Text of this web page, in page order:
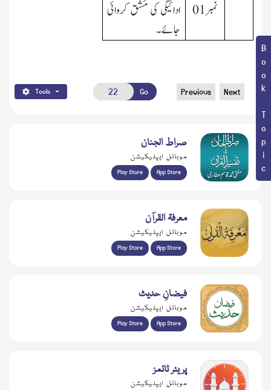
Book Topic
نمبر01
ادائیگی کی مَشق کروائی
جائے۔
Tools Go Previous Next
صراط الجنان
موبائل ایپلیکیشن
Play Store App Store
معرفۃ القرآن
موبائل ایپلیکیشن
Play Store App Store
فیضانِ حدیث
موبائل ایپلیکیشن
Play Store App Store
پریئر ٹائمز
موبائل ایپلیکیشن